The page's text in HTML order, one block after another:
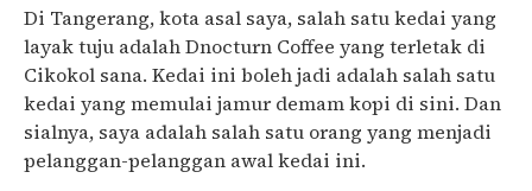
Di Tangerang, kota asal saya, salah satu kedai yang
layak tuju adalah Dnocturn Coffee yang terletak di
Cikokol sana. Kedai ini boleh jadi adalah salah satu
kedai yang memulai jamur demam kopi di sini. Dan
sialnya, saya adalah salah satu orang yang menjadi
pelanggan-pelanggan awal kedai ini.